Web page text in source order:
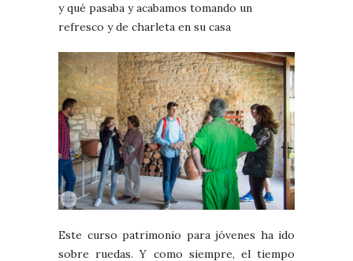
y qué pasaba y acabamos tomando un
refresco y de charleta en su casa
Este curso patrimonio para jóvenes ha ido
sobre ruedas. Y como siempre, el tiempo